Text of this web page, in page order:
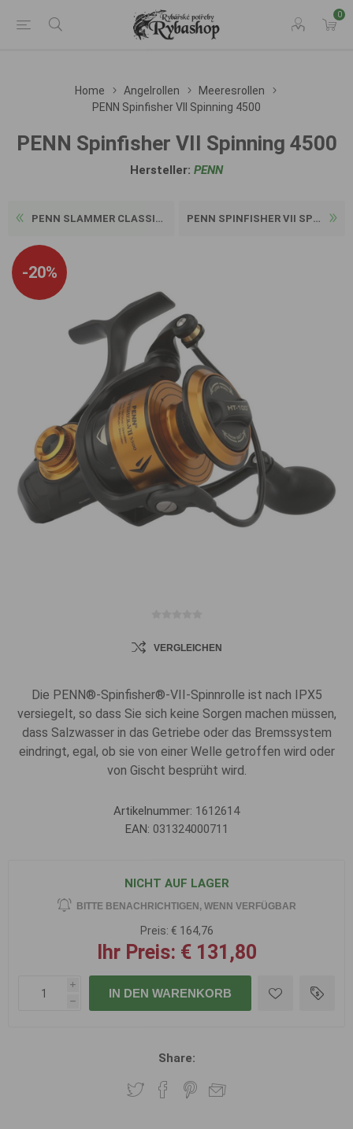
0
Home Angelrollen
Meeresrollen
PENN Spinfisher VII Spinning 4500
PENN Spinfisher VII Spinning 4500
Hersteller: PENN
PENN SLAMMER CLASSIC 460 BL... PENN SPINFISHER VII SPINNIN...
-20%
VERGLEICHEN
Die PENN®-Spinfisher®-VII-Spinnrolle ist nach IPX5
versiegelt, so dass Sie sich keine Sorgen machen müssen,
dass Salzwasser in das Getriebe oder das Bremssystem
eindringt, egal, ob sie von einer Welle getroffen wird oder
von Gischt besprüht wird.
Artikelnummer: 1612614
EAN: 031324000711
NICHT AUF LAGER
BITTE BENACHRICHTIGEN, WENN VERFÜGBAR
Preis: € 164,76
Ihr Preis: € 131,80
i
h
IN DEN WARENKORB
Share: